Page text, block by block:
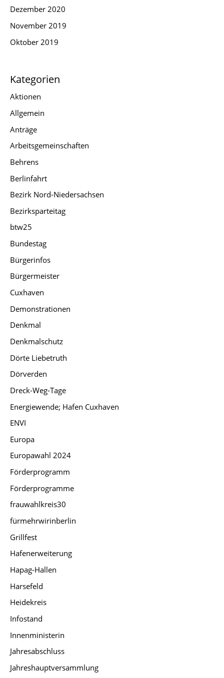
Dezember 2020
November 2019
Oktober 2019
Kategorien
Aktionen
Allgemein
Anträge
Arbeitsgemeinschaften
Behrens
Berlinfahrt
Bezirk Nord-Niedersachsen
Bezirksparteitag
btw25
Bundestag
Bürgerinfos
Bürgermeister
Cuxhaven
Demonstrationen
Denkmal
Denkmalschutz
Dörte Liebetruth
Dörverden
Dreck-Weg-Tage
Energiewende; Hafen Cuxhaven
ENVI
Europa
Europawahl 2024
Förderprogramm
Förderprogramme
frauwahlkreis30
fürmehrwirinberlin
Grillfest
Hafenerweiterung
Hapag-Hallen
Harsefeld
Heidekreis
Infostand
Innenministerin
Jahresabschluss
Jahreshauptversammlung